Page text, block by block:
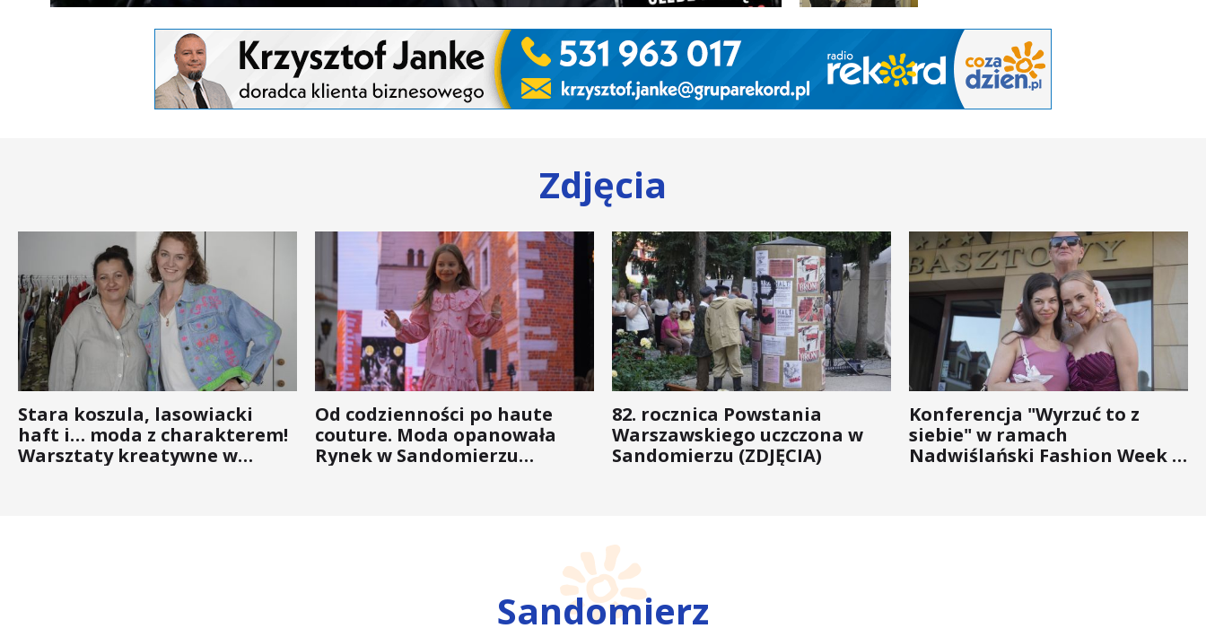
Zdjęcia
Stara koszula, lasowiacki
haft i… moda z charakterem!
Warsztaty kreatywne w
Od codzienności po haute
couture. Moda opanowała
Rynek w Sandomierzu
82. rocznica Powstania
Warszawskiego uczczona w
Sandomierzu (ZDJĘCIA)
Konferencja "Wyrzuć to z
siebie" w ramach
Nadwiślański Fashion Week -
Sandomierz